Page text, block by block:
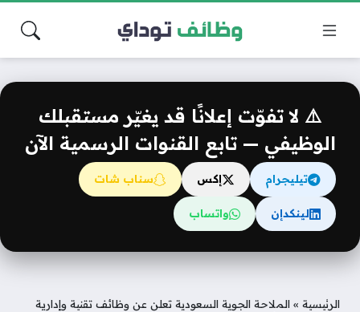
⚠️ لا تفوّت إعلانًا قد يغيّر مستقبلك
الوظيفي — تابع القنوات الرسمية الآن
تيليجرام إكس سناب شات
لينكدإن واتساب
الرئيسية » الملاحة الجوية السعودية تعلن عن وظائف تقنية وإدارية